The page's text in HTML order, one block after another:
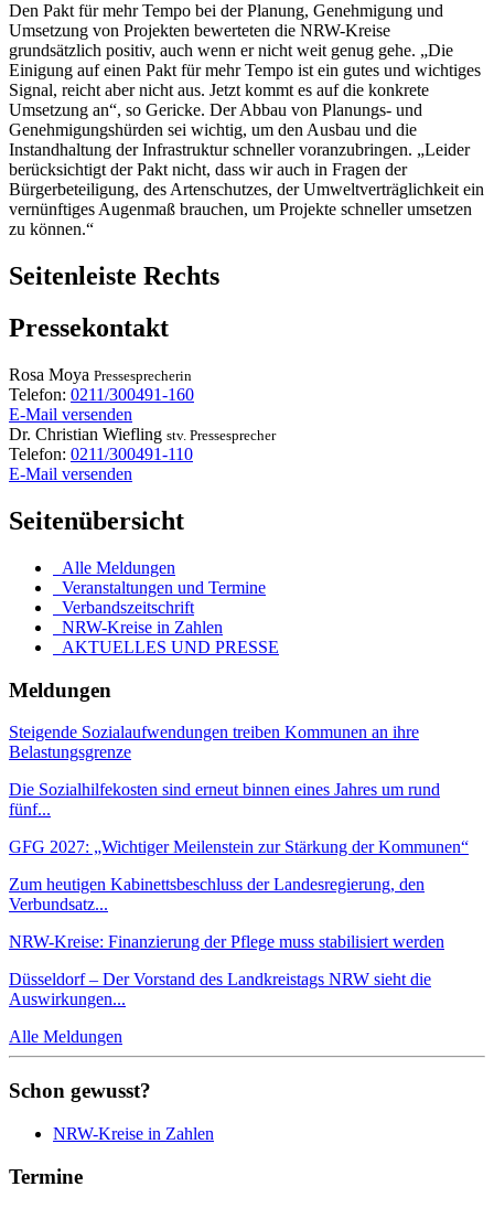
Den Pakt für mehr Tempo bei der Planung, Genehmigung und
Umsetzung von Projekten bewerteten die NRW-Kreise
grundsätzlich positiv, auch wenn er nicht weit genug gehe. „Die
Einigung auf einen Pakt für mehr Tempo ist ein gutes und wichtiges
Signal, reicht aber nicht aus. Jetzt kommt es auf die konkrete
Umsetzung an“, so Gericke. Der Abbau von Planungs- und
Genehmigungshürden sei wichtig, um den Ausbau und die
Instandhaltung der Infrastruktur schneller voranzubringen. „Leider
berücksichtigt der Pakt nicht, dass wir auch in Fragen der
Bürgerbeteiligung, des Artenschutzes, der Umweltverträglichkeit ein
vernünftiges Augenmaß brauchen, um Projekte schneller umsetzen
zu können.“
Seitenleiste Rechts
Pressekontakt
Rosa Moya Pressesprecherin
Telefon: 0211/300491-160
E-Mail versenden
Dr. Christian Wiefling stv. Pressesprecher
Telefon: 0211/300491-110
E-Mail versenden
Seitenübersicht
Alle Meldungen
Veranstaltungen und Termine
Verbandszeitschrift
NRW-Kreise in Zahlen
AKTUELLES UND PRESSE
Meldungen
Steigende Sozialaufwendungen treiben Kommunen an ihre
Belastungsgrenze
Die Sozialhilfekosten sind erneut binnen eines Jahres um rund
fünf...
GFG 2027: „Wichtiger Meilenstein zur Stärkung der Kommunen“
Zum heutigen Kabinettsbeschluss der Landesregierung, den
Verbundsatz...
NRW-Kreise: Finanzierung der Pflege muss stabilisiert werden
Düsseldorf – Der Vorstand des Landkreistags NRW sieht die
Auswirkungen...
Alle Meldungen
Schon gewusst?
NRW-Kreise in Zahlen
Termine